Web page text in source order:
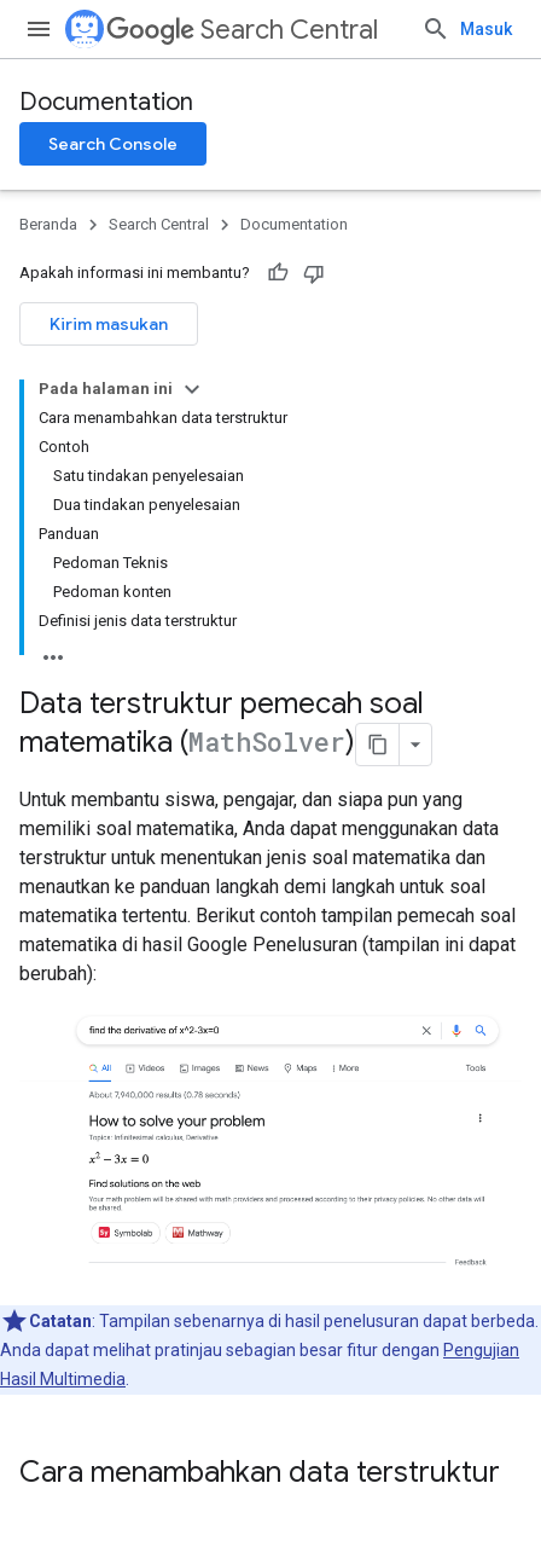
Search Central Masuk
Documentation
Search Console
Beranda Search Central Documentation
Apakah informasi ini membantu?
Kirim masukan
Pada halaman ini
Cara menambahkan data terstruktur
Contoh
Satu tindakan penyelesaian
Dua tindakan penyelesaian
Panduan
Pedoman Teknis
Pedoman konten
Definisi jenis data terstruktur
Data terstruktur pemecah soal
matematika (MathSolver)
Untuk membantu siswa, pengajar, dan siapa pun yang
memiliki soal matematika, Anda dapat menggunakan data
terstruktur untuk menentukan jenis soal matematika dan
menautkan ke panduan langkah demi langkah untuk soal
matematika tertentu. Berikut contoh tampilan pemecah soal
matematika di hasil Google Penelusuran (tampilan ini dapat
berubah):
Catatan: Tampilan sebenarnya di hasil penelusuran dapat berbeda.
Anda dapat melihat pratinjau sebagian besar fitur dengan Pengujian
Hasil Multimedia
Cara menambahkan data terstruktur